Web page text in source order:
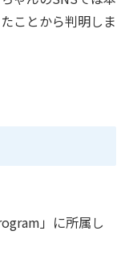
ことから判明しま
」に所属し